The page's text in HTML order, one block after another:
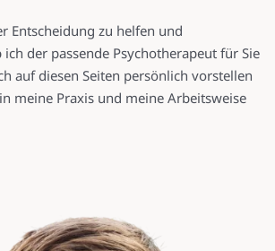
Entscheidung zu helfen und
der passende Psychotherapeut für Sie
auf diesen Seiten persönlich vorstellen
meine Praxis und meine Arbeitsweise